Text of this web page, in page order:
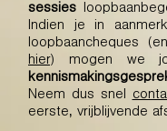
sessies
Indien je in
loopbaancheques
hier) mogen we
Neem dus snel
eerste, vrijblijvende